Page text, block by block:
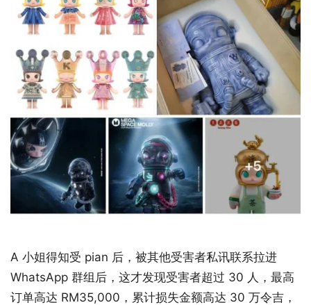
A 小姐得知受 pian 后，被其他受害者私讯联系拉进
WhatsApp 群组后，这才发现受害者超过 30 人，最高
订单高达 RM35,000，累计损失金额高达 30 万令吉，